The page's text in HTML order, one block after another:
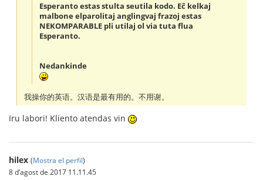
Esperanto estas stulta seutila kodo. Eĉ kelkaj
malbone elparolitaj anglingvaj frazoj estas
NEKOMPARABLE pli utilaj ol via tuta flua
Esperanto.
Nedankinde
我操你的英语。汉语是最有用的。不用谢。
Iru labori! Kliento atendas vin
hilex (Mostra el perfil)
8 d’agost de 2017 11.11.45